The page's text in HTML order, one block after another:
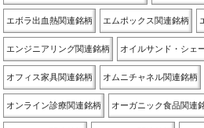
エボラ出血熱関連銘柄 エムポックス関連銘柄
エンジニアリング関連銘柄 オイルサンド・シェ
オフィス家具関連銘柄 オムニチャネル関連銘柄
オンライン診療関連銘柄 オーガニック食品関連